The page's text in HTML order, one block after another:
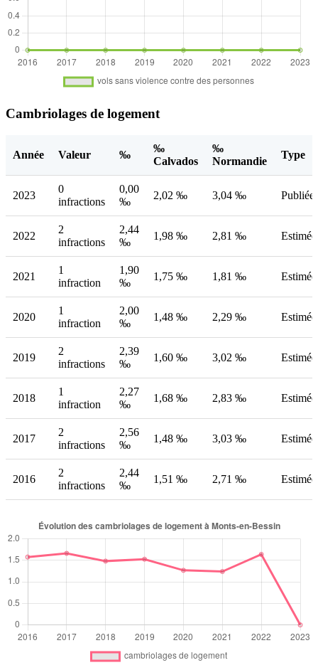
Cambriolages de logement
Année Valeur ‰
‰
Calvados
‰
Normandie
Type
2023
0
infractions
0,00
‰
2,02 ‰ 3,04 ‰ Publiée
2022
2
infractions
2,44
‰
1,98 ‰ 2,81 ‰ Estimée
2021
1
infraction
1,90
‰
1,75 ‰ 1,81 ‰ Estimée
2020
1
infraction
2,00
‰
1,48 ‰ 2,29 ‰ Estimée
2019
2
infractions
2,39
‰
1,60 ‰ 3,02 ‰ Estimée
2018
1
infraction
2,27
‰
1,68 ‰ 2,83 ‰ Estimée
2017
2
infractions
2,56
‰
1,48 ‰ 3,03 ‰ Estimée
2016
2
infractions
2,44
‰
1,51 ‰ 2,71 ‰ Estimée